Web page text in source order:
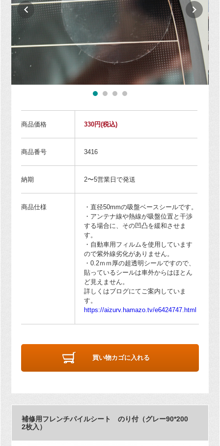
商品価格 330円(税込)
商品番号 3416
納期 2〜5営業日で発送
商品仕様
・直径50mmの吸盤ベースシールです。
・アンテナ線や熱線が吸盤位置と干渉
する場合に、その凹凸を緩和させま
す。
・自動車用フィルムを使用しています
ので紫外線劣化がありません。
・0.2ｍｍ厚の超透明シールですので、
貼っているシールは車外からはほとん
ど見えません。
詳しくはブログにてご案内していま
す。
https://aizurv.hamazo.tv/e6424747.html
買い物カゴに入れる
補修用フレンチパイルシート のり付（グレー90*200
2枚入）